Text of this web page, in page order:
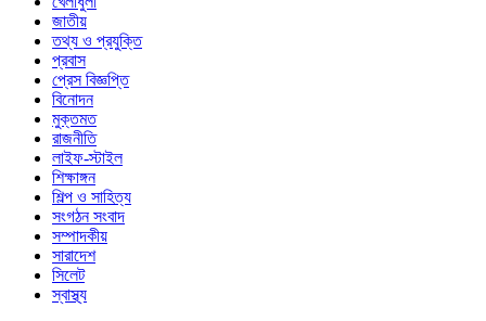
জাতীয়
তথ্য ও প্রযুক্তি
প্রবাস
প্রেস বিজ্ঞপ্তি
বিনোদন
মুক্তমত
রাজনীতি
লাইফ-স্টাইল
শিক্ষাঙ্গন
শিল্প ও সাহিত্য
সংগঠন সংবাদ
সম্পাদকীয়
সারাদেশ
সিলেট
স্বাস্থ্য